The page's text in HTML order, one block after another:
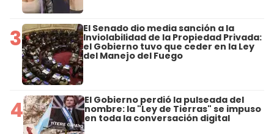
3 El Senado dio media sanción a la
Inviolabilidad de la Propiedad Privada:
el Gobierno tuvo que ceder en la Ley
del Manejo del Fuego
4 El Gobierno perdió la pulseada del
nombre: la "Ley de Tierras" se impuso
en toda la conversación digital